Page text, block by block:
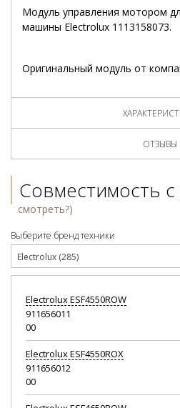
Модуль управления мотором
машины Electrolux 1113158073.
Оригинальный модуль от
ОТЗЫВЫ
Совместимость
смотреть?)
Выберите бренд техники
Electrolux (285)
ElectroluxESF4550ROW
911656011
00
ElectroluxESF4550ROX
911656012
00